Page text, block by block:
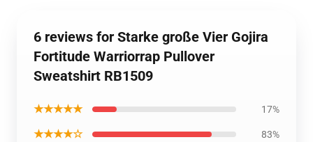
6 reviews for Starke große Vier Gojira
Fortitude Warriorrap Pullover
Sweatshirt RB1509
★★★★★ 17%
★★★★☆ 83%